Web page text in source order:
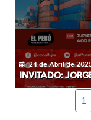
24 de Abril de
INVITADO:
1